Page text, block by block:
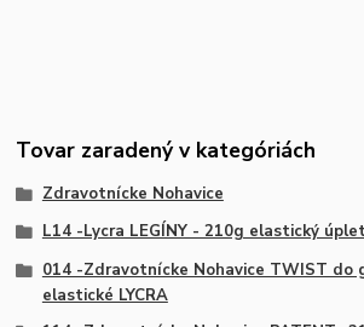
Tovar zaradený v kategóriách
Zdravotnícke Nohavice
L14 -Lycra LEGÍNY - 210g elastický
014 -Zdravotnícke Nohavice TWIST do
elastické LYCRA